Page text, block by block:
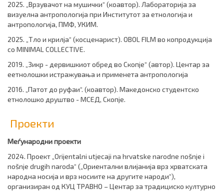
2025. „Врзувачот на мушички“ (коавтор). Лабораторија за
визуелна антропологија при Институтот за етнологија и
антропологија, ПМФ, УКИМ.
2025. „Тло и крилја“ (косценарист). OBOL FILM во копродукција
со MINIMAL COLLECTIVE.
2019. „Зикр - дервишкиот обред во Скопје“ (автор). Центар за
еетнолошки истражувања и применета антропологија
2016. „Патот до руфаи“. (коавтор). Македонско студентско
етнолошко друштво - МСЕД, Скопје.
Проекти
Меѓународни проекти
2024. Проект „Orijentalni utjecaji na hrvatske narodne nošnje i
nošnje drugih naroda“ („Ориентални влијанија врз хрватската
народна носија и врз носиите на другите народи“),
организиран од КУЦ ТРАВНО – Центар за традициско културно